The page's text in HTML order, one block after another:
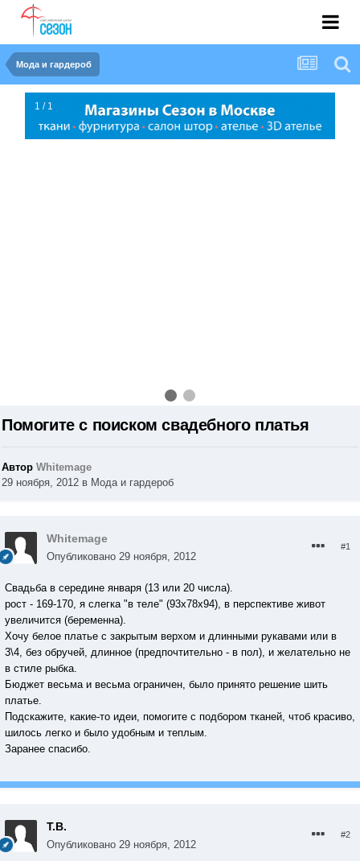
Мода и гардероб
1 / 1
Помогите с поиском свадебного платья
Автор Whitemage
29 ноября, 2012 в Мода и гардероб
Whitemage
Опубликовано 29 ноября, 2012
#1
Свадьба в середине января (13 или 20 числа).
рост - 169-170, я слегка "в теле" (93х78х94), в перспективе живот
увеличится (беременна).
Хочу белое платье с закрытым верхом и длинными рукавами или в
3\4, без обручей, длинное (предпочтительно - в пол), и желательно не
в стиле рыбка.
Бюджет весьма и весьма ограничен, было принято решение шить
платье.
Подскажите, какие-то идеи, помогите с подбором тканей, чтоб красиво,
шилось легко и было удобным и теплым.
Заранее спасибо.
Т.В.
Опубликовано 29 ноября, 2012
#2